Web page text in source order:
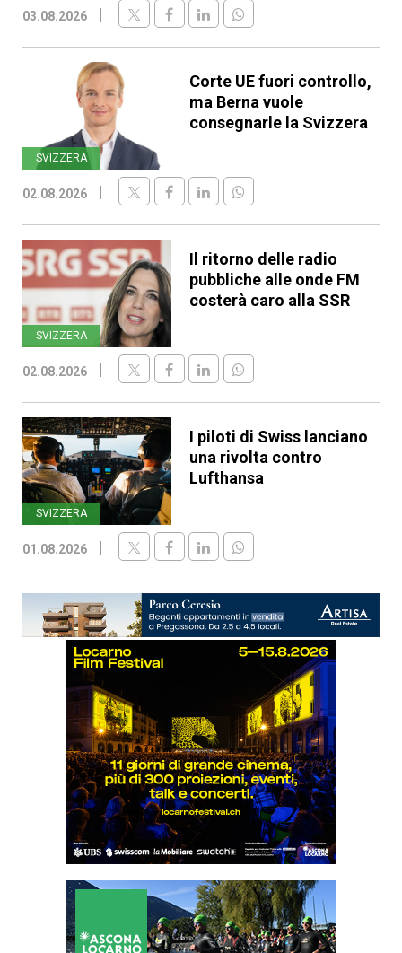
03.08.2026
SVIZZERA
Corte UE fuori controllo,
ma Berna vuole
consegnarle la Svizzera
02.08.2026
SVIZZERA
Il ritorno delle radio
pubbliche alle onde FM
costerà caro alla SSR
02.08.2026
SVIZZERA
I piloti di Swiss lanciano
una rivolta contro
Lufthansa
01.08.2026